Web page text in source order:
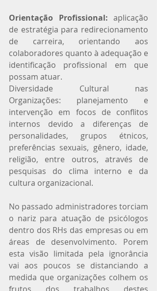
Orientação Profissional: aplicação
de estratégia para redirecionamento
de carreira, orientando aos
colaboradores quanto à adequação e
identificação profissional em que
possam atuar.
Diversidade Cultural nas
Organizações: planejamento e
intervenção em focos de conflitos
internos devido a diferenças de
personalidades, grupos étnicos,
preferências sexuais, gênero, idade,
religião, entre outros, através de
pesquisas do clima interno e da
cultura organizacional.
No passado administradores torciam
o nariz para atuação de psicólogos
dentro dos RHs das empresas ou em
áreas de desenvolvimento. Porem
esta visão limitada pela ignorância
vai aos poucos se distanciando a
medida que organizações colhem os
frutos dos trabalhos destes